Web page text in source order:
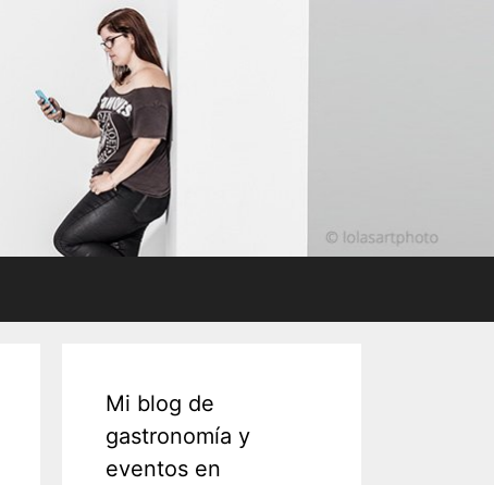
Mi blog de
gastronomía y
eventos en